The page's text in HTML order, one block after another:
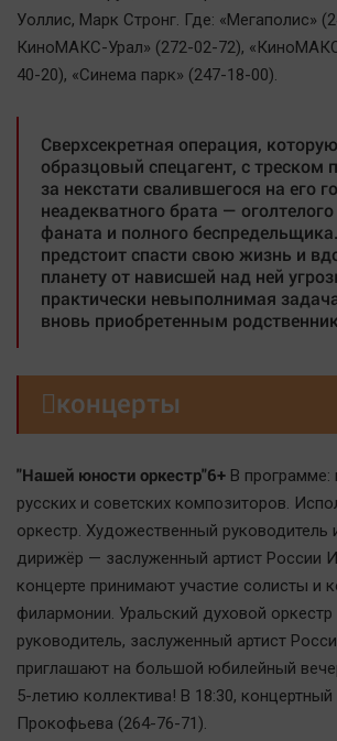
Уоллис, Марк Стронг. Где: «Мегаполис»
КиноМАКС-Урал» (272-02-72),
40-20), «Синема парк» (247-18-00).
Сверхсекретная операция,
образцовый спецагент, с треском
за некстати свалившегося на его
неадекватного брата —
фаната и полного
предстоит спасти свою жизнь и
планету от нависшей над ней
практически невыполнимая
вновь приобретенным
концерты
"Нашей юности оркестр"6+ В программе:
русских и советских композиторов.
оркестр. Художественный руководитель
дирижёр — заслуженный артист России
концерте принимают участие солисты и
филармонии. Уральский духовой оркестр
руководитель, заслуженный артист
приглашают на большой юбилейный
5-летию коллектива! В 18:30,
Прокофьева (264-76-71).